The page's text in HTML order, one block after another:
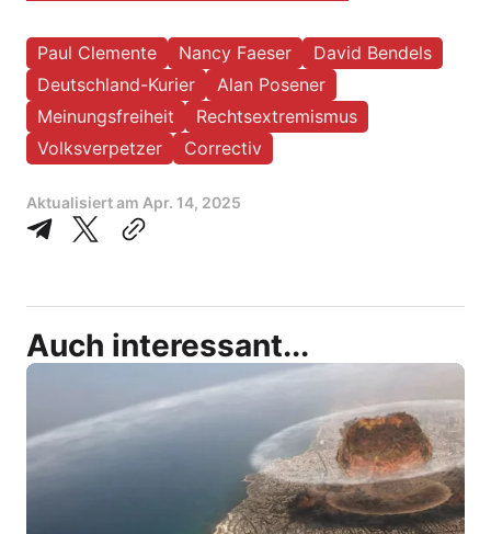
Paul Clemente Nancy Faeser
David Bendels
Deutschland-Kurier
Alan Posener
Meinungsfreiheit
Rechtsextremismus
Volksverpetzer
Correctiv
Aktualisiert am Apr. 14, 2025
Auch interessant...